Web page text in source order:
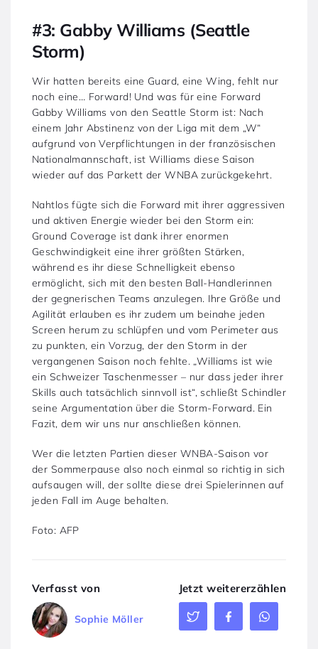
#3: Gabby Williams (Seattle
Storm)
Wir hatten bereits eine Guard, eine Wing, fehlt nur
noch eine… Forward! Und was für eine Forward
Gabby Williams von den Seattle Storm ist: Nach
einem Jahr Abstinenz von der Liga mit dem „W“
aufgrund von Verpflichtungen in der französischen
Nationalmannschaft, ist Williams diese Saison
wieder auf das Parkett der WNBA zurückgekehrt.
Nahtlos fügte sich die Forward mit ihrer aggressiven
und aktiven Energie wieder bei den Storm ein:
Ground Coverage ist dank ihrer enormen
Geschwindigkeit eine ihrer größten Stärken,
während es ihr diese Schnelligkeit ebenso
ermöglicht, sich mit den besten Ball-Handlerinnen
der gegnerischen Teams anzulegen. Ihre Größe und
Agilität erlauben es ihr zudem um beinahe jeden
Screen herum zu schlüpfen und vom Perimeter aus
zu punkten, ein Vorzug, der den Storm in der
vergangenen Saison noch fehlte. „Williams ist wie
ein Schweizer Taschenmesser – nur dass jeder ihrer
Skills auch tatsächlich sinnvoll ist“, schließt Schindler
seine Argumentation über die Storm-Forward. Ein
Fazit, dem wir uns nur anschließen können.
Wer die letzten Partien dieser WNBA-Saison vor
der Sommerpause also noch einmal so richtig in sich
aufsaugen will, der sollte diese drei Spielerinnen auf
jeden Fall im Auge behalten.
Foto: AFP
Verfasst von
Sophie Möller
Jetzt weitererzählen